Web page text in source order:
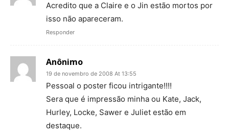
Acredito que a Claire e o Jin estão mortos por
isso não apareceram.
Responder
Anônimo
19 de novembro de 2008 At 13:55
Pessoal o poster ficou intrigante!!!!
Sera que é impressão minha ou Kate, Jack,
Hurley, Locke, Sawer e Juliet estão em
destaque.